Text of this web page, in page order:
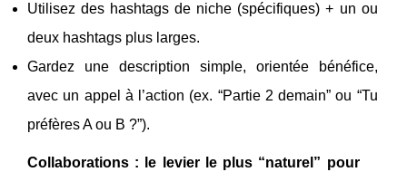
Utilisez des hashtags de niche (spécifiques) + un ou
deux hashtags plus larges.
Gardez une description simple, orientée bénéfice,
avec un appel à l’action (ex. “Partie 2 demain” ou “Tu
préfères A ou B ?”).
Collaborations : le levier le plus “naturel” pour